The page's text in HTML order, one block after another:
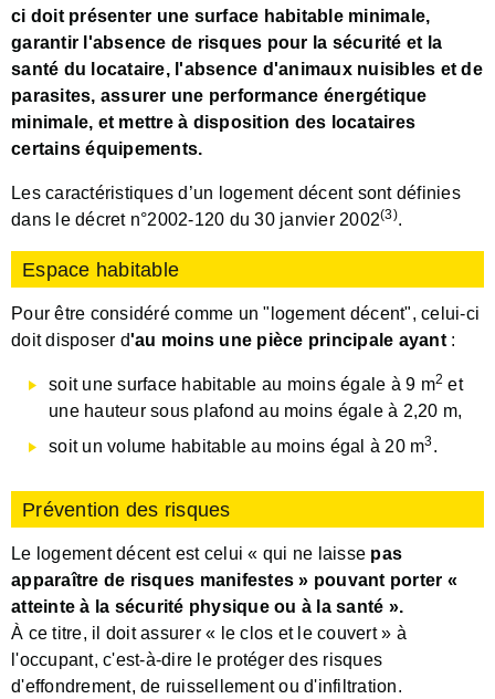
ci doit présenter une surface habitable minimale,
garantir l'absence de risques pour la sécurité et la
santé du locataire, l'absence d'animaux nuisibles et de
parasites, assurer une performance énergétique
minimale, et mettre à disposition des locataires
certains équipements.
Les caractéristiques d’un logement décent sont définies
dans le décret n°2002-120 du 30 janvier 2002(3).
Espace habitable
Pour être considéré comme un "logement décent", celui-ci
doit disposer d'au moins une pièce principale ayant:
soit une surface habitable au moins égale à 9 m2 et
une hauteur sous plafond au moins égale à 2,20 m,
soit un volume habitable au moins égal à 20 m3.
Prévention des risques
Le logement décent est celui « qui ne laisse pas
apparaître de risques manifestes » pouvant porter «
atteinte à la sécurité physique ou à la santé ».
À ce titre, il doit assurer « le clos et le couvert » à
l'occupant, c'est-à-dire le protéger des risques
d'effondrement, de ruissellement ou d'infiltration.